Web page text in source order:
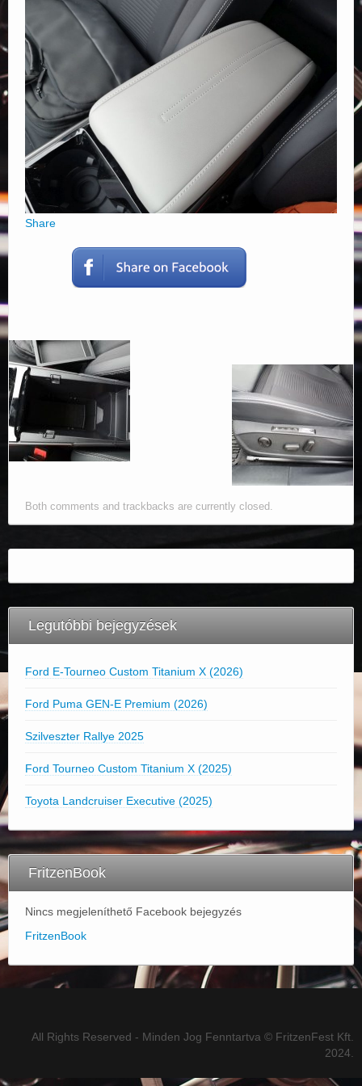
Elérhetőségek
Share
Both comments and trackbacks are currently closed.
Legutóbbi bejegyzések
Ford E-Tourneo Custom Titanium X (2026)
Ford Puma GEN-E Premium (2026)
Szilveszter Rallye 2025
Ford Tourneo Custom Titanium X (2025)
Toyota Landcruiser Executive (2025)
FritzenBook
Nincs megjeleníthető Facebook bejegyzés
FritzenBook
All Rights Reserved - Minden Jog Fenntartva © FritzenFest Kft.
2024.